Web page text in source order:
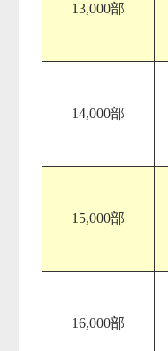
13,000部
14,000部
15,000部
16,000部